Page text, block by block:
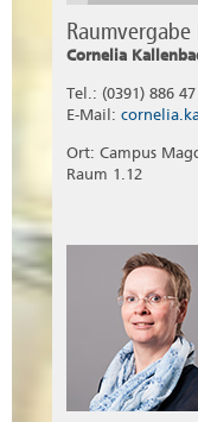
Cornelia
Tel.: (0391) 886
E-Mail:
Ort: Campus
Raum 1.12